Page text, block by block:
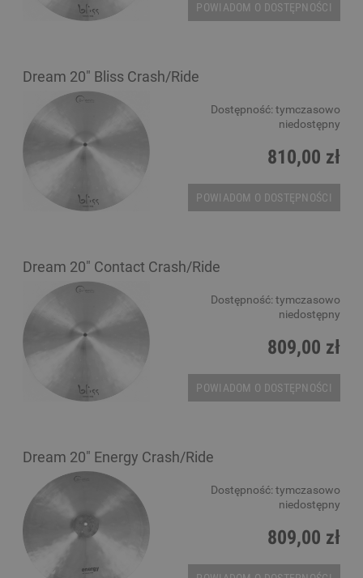
POWIADOM O DOSTĘPNOŚCI
Dream 20" Bliss Crash/Ride
Dostępność: tymczasowo
niedostępny
810,00 zł
POWIADOM O DOSTĘPNOŚCI
Dream 20" Contact Crash/Ride
Dostępność: tymczasowo
niedostępny
809,00 zł
POWIADOM O DOSTĘPNOŚCI
Dream 20" Energy Crash/Ride
Dostępność: tymczasowo
niedostępny
809,00 zł